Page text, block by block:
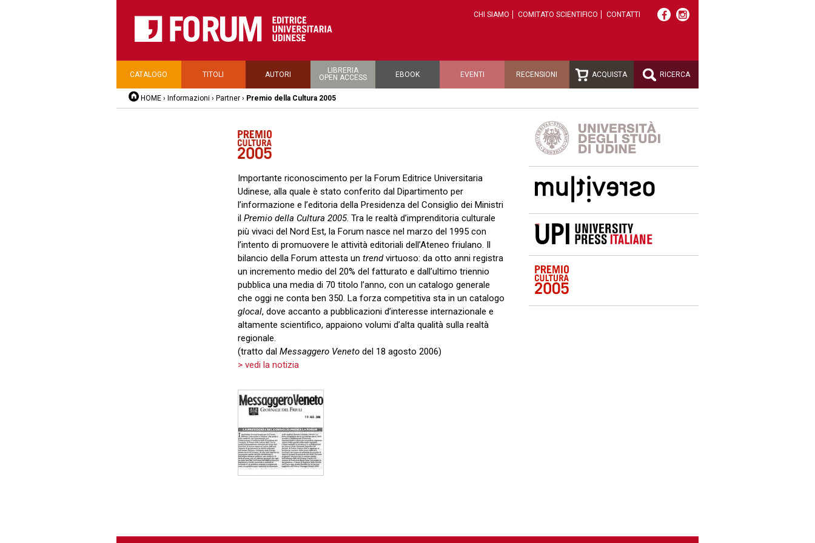
CHI SIAMO COMITATO SCIENTIFICO CONTATTI
CATALOGO TITOLI AUTORI
LIBRERIA
OPEN ACCESS
EBOOK EVENTI RECENSIONI ACQUISTA RICERCA
HOME › Informazioni › Partner › Premio della Cultura 2005
Importante riconoscimento per la Forum Editrice Universitaria
Udinese, alla quale è stato conferito dal Dipartimento per
l’informazione e l’editoria della Presidenza del Consiglio dei Ministri
il Premio della Cultura 2005. Tra le realtà d’imprenditoria culturale
più vivaci del Nord Est, la Forum nasce nel marzo del 1995 con
l’intento di promuovere le attività editoriali dell’Ateneo friulano. Il
bilancio della Forum attesta un trendvirtuoso: da otto anni registra
un incremento medio del 20% del fatturato e dall’ultimo triennio
pubblica una media di 70 titolo l’anno, con un catalogo generale
che oggi ne conta ben 350. La forza competitiva sta in un catalogo
glocal, dove accanto a pubblicazioni d’interesse internazionale e
altamente scientifico, appaiono volumi d’alta qualità sulla realtà
regionale.
(tratto dal Messaggero Veneto del 18 agosto 2006)
> vedi la notizia